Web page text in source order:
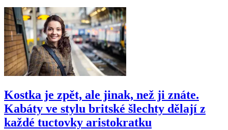
Kostka je zpět, ale jinak, než ji znáte.
Kabáty ve stylu britské šlechty dělají z
každé tuctovky aristokratku